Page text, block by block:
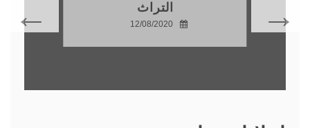
التراث
12/08/2020